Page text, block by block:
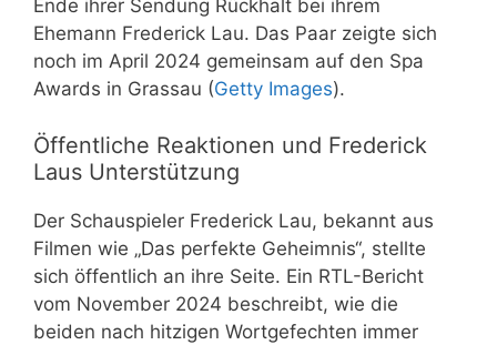
Ende ihrer Sendung Rückhalt bei ihrem
Ehemann Frederick Lau. Das Paar zeigte sich
noch im April 2024 gemeinsam auf den Spa
Awards in Grassau (Getty Images).
Öffentliche Reaktionen und Frederick
Laus Unterstützung
Der Schauspieler Frederick Lau, bekannt aus
Filmen wie „Das perfekte Geheimnis“, stellte
sich öffentlich an ihre Seite. Ein RTL-Bericht
vom November 2024 beschreibt, wie die
beiden nach hitzigen Wortgefechten immer